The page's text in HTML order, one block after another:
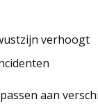
verhoogt
aan